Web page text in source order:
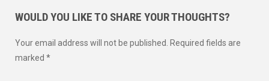
WOULD YOU LIKE TO SHARE YOUR THOUGHTS?
Your email address will not be published. Required fields are
marked *